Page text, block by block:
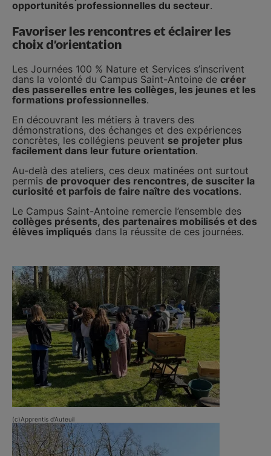
opportunités professionnelles du secteur.
Favoriser les rencontres et éclairer les
choix d’orientation
Les Journées 100 % Nature et Services s’inscrivent
dans la volonté du Campus Saint-Antoine de créer
des passerelles entre les collèges, les jeunes et les
formations professionnelles.
En découvrant les métiers à travers des
démonstrations, des échanges et des expériences
concrètes, les collégiens peuvent se projeter plus
facilement dans leur future orientation.
Au-delà des ateliers, ces deux matinées ont surtout
permis de provoquer des rencontres, de susciter la
curiosité et parfois de faire naître des vocations.
Le Campus Saint-Antoine remercie l’ensemble des
collèges présents, des partenaires mobilisés et des
élèves impliqués dans la réussite de ces journées.
(c)Apprentis d'Auteuil